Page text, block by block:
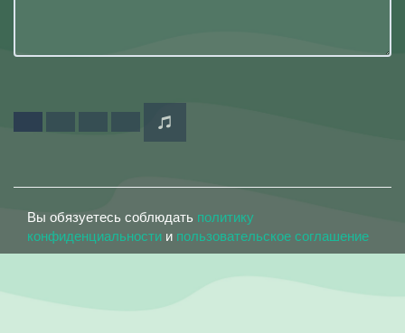
Вы обязуетесь соблюдать политику
конфиденциальности и пользовательское соглашение